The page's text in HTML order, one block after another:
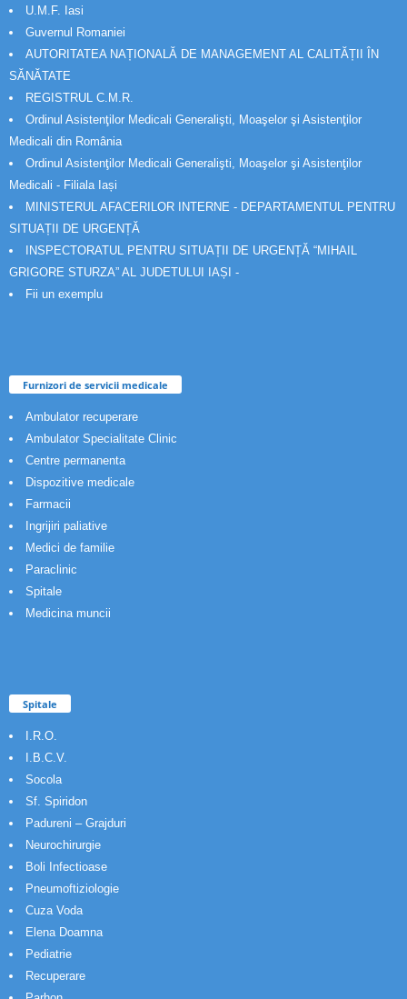
U.M.F. Iasi
Guvernul Romaniei
AUTORITATEA NAȚIONALĂ DE MANAGEMENT AL CALITĂȚII ÎN
SĂNĂTATE
REGISTRUL C.M.R.
Ordinul Asistenţilor Medicali Generalişti, Moaşelor şi Asistenţilor
Medicali din România
Ordinul Asistenţilor Medicali Generalişti, Moaşelor şi Asistenţilor
Medicali - Filiala Iași
MINISTERUL AFACERILOR INTERNE - DEPARTAMENTUL PENTRU
SITUAȚII DE URGENȚĂ
INSPECTORATUL PENTRU SITUAȚII DE URGENȚĂ “MIHAIL
GRIGORE STURZA” AL JUDETULUI IAȘI -
Fii un exemplu
Furnizori de servicii medicale
Ambulator recuperare
Ambulator Specialitate Clinic
Centre permanenta
Dispozitive medicale
Farmacii
Ingrijiri paliative
Medici de familie
Paraclinic
Spitale
Medicina muncii
Spitale
I.R.O.
I.B.C.V.
Socola
Sf. Spiridon
Padureni – Grajduri
Neurochirurgie
Boli Infectioase
Pneumoftiziologie
Cuza Voda
Elena Doamna
Pediatrie
Recuperare